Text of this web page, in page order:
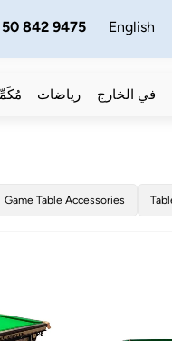
English
50 842 9475
في الخارج رياضات
Game Table Accessories